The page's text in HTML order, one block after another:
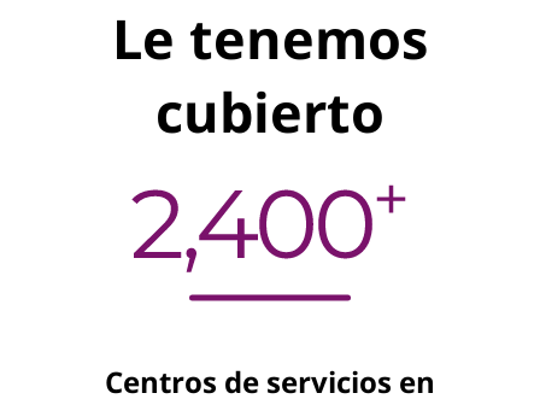
Le tenemos
cubierto
Centros de servicios en